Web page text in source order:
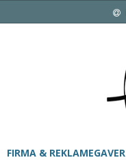
FIRMA & REKLAMEGAVER